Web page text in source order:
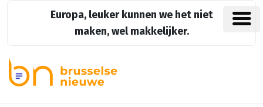
Europa, leuker kunnen we het niet
maken, wel makkelijker.